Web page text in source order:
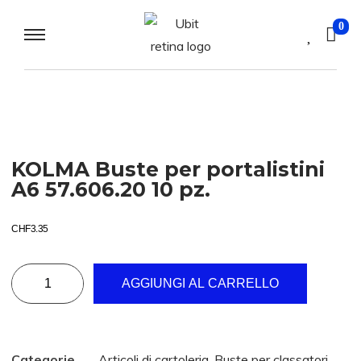
0
KOLMA Buste per portalistini
A6 57.606.20 10 pz.
CHF3.35
AGGIUNGI AL CARRELLO